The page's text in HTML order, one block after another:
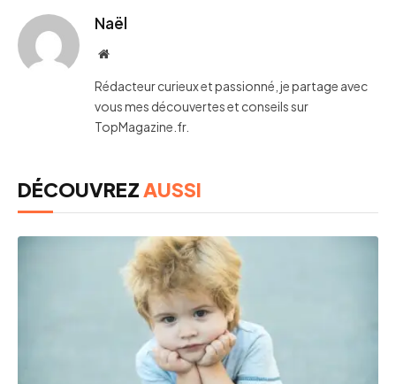
Naël
Website
Rédacteur curieux et passionné, je partage avec
vous mes découvertes et conseils sur
TopMagazine.fr.
DÉCOUVREZAUSSI